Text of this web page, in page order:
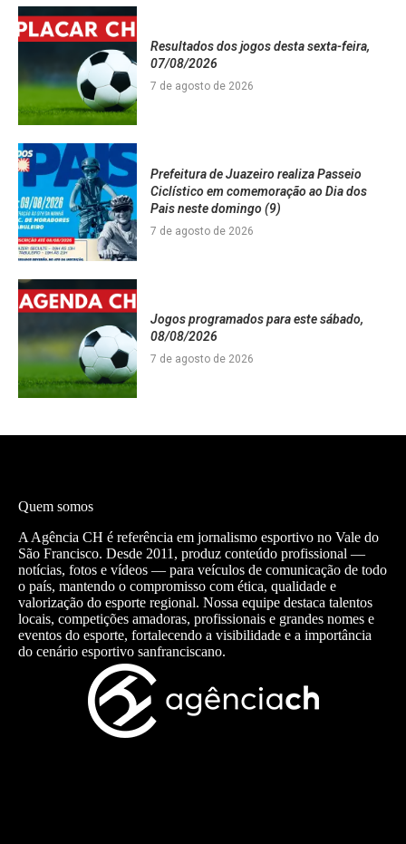
Resultados dos jogos desta sexta-feira,
07/08/2026
7 de agosto de 2026
Prefeitura de Juazeiro realiza Passeio
Ciclístico em comemoração ao Dia dos
Pais neste domingo (9)
7 de agosto de 2026
Jogos programados para este sábado,
08/08/2026
7 de agosto de 2026
Quem somos
A Agência CH é referência em jornalismo esportivo no Vale do
São Francisco. Desde 2011, produz conteúdo profissional —
notícias, fotos e vídeos — para veículos de comunicação de todo
o país, mantendo o compromisso com ética, qualidade e
valorização do esporte regional. Nossa equipe destaca talentos
locais, competições amadoras, profissionais e grandes nomes e
eventos do esporte, fortalecendo a visibilidade e a importância
do cenário esportivo sanfranciscano.